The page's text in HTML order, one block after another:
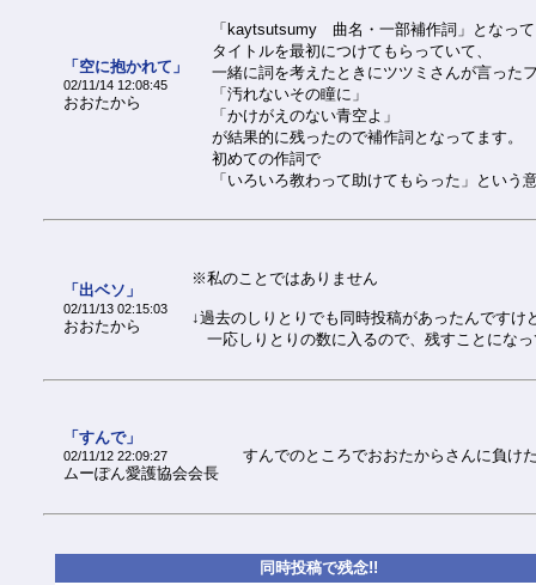
「空に抱かれて」
02/11/14 12:08:45
おおたから
「kaytsutsumy 曲名・一部補作詞」となっ
タイトルを最初につけてもらっていて、
一緒に詞を考えたときにツツミさんが言った
「汚れないその瞳に」
「かけがえのない青空よ」
が結果的に残ったので補作詞となってます。
初めての作詞で
「いろいろ教わって助けてもらった」という
「出ベソ」
02/11/13 02:15:03
おおたから
※私のことではありません
↓過去のしりとりでも同時投稿があったんですけ
一応しりとりの数に入るので、残すことにな
「すんで」
02/11/12 22:09:27
ムーぽん愛護協会会長
すんでのところでおおたからさんに負け
同時投稿で残念!!